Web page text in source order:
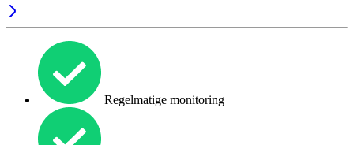
Regelmatige monitoring